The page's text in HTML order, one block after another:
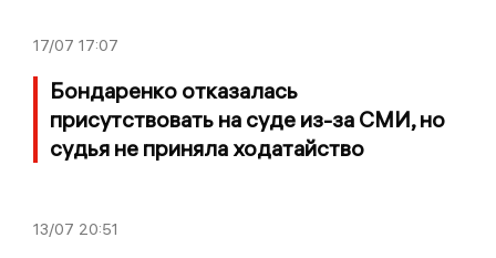
17/07 17:07
Бондаренко отказалась
присутствовать на суде из-за СМИ, но
судья не приняла ходатайство
13/07 20:51